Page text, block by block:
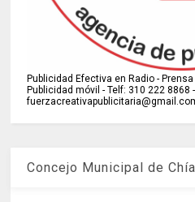
Publicidad Efectiva en Radio -
Publicidad móvil - Telf: 310 222 8868 -
Concejo Municipal de Chía